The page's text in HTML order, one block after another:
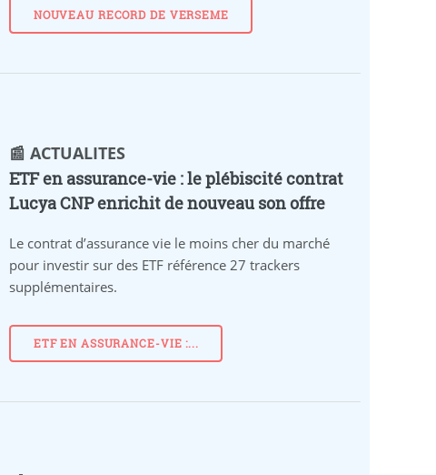
NOUVEAU RECORD DE VERSEME
📰 ACTUALITES
ETF en assurance-vie : le plébiscité contrat
Lucya CNP enrichit de nouveau son offre
Le contrat d’assurance vie le moins cher du marché
pour investir sur des ETF référence 27 trackers
supplémentaires.
ETF EN ASSURANCE-VIE :...